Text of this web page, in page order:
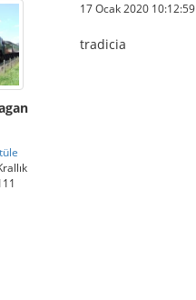
17 Ocak 2020 10:12:59
tradicia